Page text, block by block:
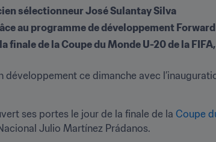
sélectionneur José Sulantay Silva
au programme de développement Forward
de la Coupe du Monde U-20 de la
ce dimanche avec
ses portes le jour de la finale de la Coupe
Julio Martínez Prádanos.